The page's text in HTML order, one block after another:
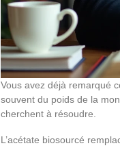
Vous avez déjà remarqué
souvent du poids de la
cherchent à résoudre.
L’acétate biosourcé